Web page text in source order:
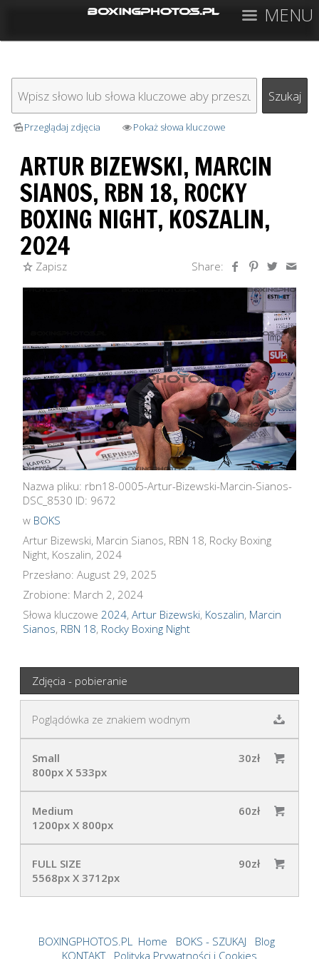
MENU
Przeglądaj zdjęcia Pokaż słowa kluczowe
ARTUR BIZEWSKI, MARCIN
SIANOS, RBN 18, ROCKY
BOXING NIGHT, KOSZALIN,
2024
Zapisz Share:
Nazwa pliku: rbn18-0005-Artur-Bizewski-Marcin-Sianos-
DSC_8530 ID: 9672
w BOKS
Artur Bizewski, Marcin Sianos, RBN 18, Rocky Boxing
Night, Koszalin, 2024
Przesłano: August 29, 2025
Zrobione: March 2, 2024
Słowa kluczowe 2024, Artur Bizewski, Koszalin, Marcin
Sianos, RBN 18, Rocky Boxing Night
Zdjęcia - pobieranie
Poglądówka ze znakiem wodnym
Small
800px X 533px
30zł
Medium
1200px X 800px
60zł
FULL SIZE
5568px X 3712px
90zł
BOXINGPHOTOS.PL Home BOKS - SZUKAJ
Blog
KONTAKT
Polityka Prywatności i Cookies